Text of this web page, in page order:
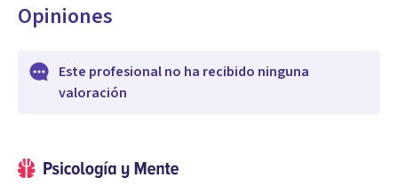
Opiniones
Este profesional no ha recibido ninguna
valoración